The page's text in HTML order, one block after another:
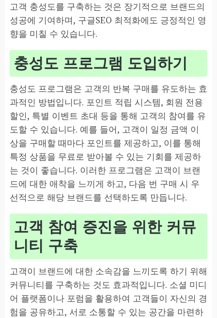
고객 충성도를 구축하는 것은 장기적으로 브랜드의
성공에 기여하며, 구글SEO 최적화에도 긍정적인 영
향을 미칠 수 있습니다.
충성도 프로그램 도입하기
충성도 프로그램은 고객의 반복 구매를 유도하는 효
과적인 방법입니다. 포인트 적립 시스템, 회원 전용
할인, 특별 이벤트 초대 등을 통해 고객의 참여를 유
도할 수 있습니다. 예를 들어, 고객이 일정 금액 이
상을 구매할 때마다 포인트를 제공하고, 이를 통해
특정 상품을 무료로 받아볼 수 있는 기회를 제공하
는 것이 좋습니다. 이러한 프로그램은 고객이 브랜
드에 대한 애착을 느끼게 하고, 다음 번 구매 시 우
선적으로 해당 브랜드를 선택하도록 만듭니다.
고객 참여 증진을 위한 커뮤
니티 구축
고객이 브랜드에 대한 소속감을 느끼도록 하기 위해
커뮤니티를 구축하는 것도 효과적입니다. 소셜 미디
어 플랫폼이나 포럼을 활용하여 고객들이 자신의 경
험을 공유하고, 서로 소통할 수 있는 공간을 마련하